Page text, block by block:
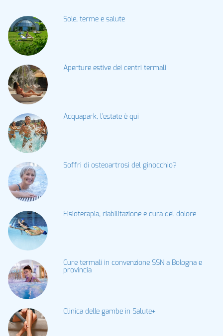
Sole, terme e salute
Aperture estive dei centri termali
Acquapark, l'estate è qui
Soffri di osteoartrosi del ginocchio?
Fisioterapia, riabilitazione e cura del dolore
Cure termali in convenzione SSN a Bologna e
provincia
Clinica delle gambe in Salute+